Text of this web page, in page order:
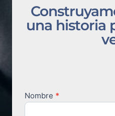
una historia
Career
Nombre *